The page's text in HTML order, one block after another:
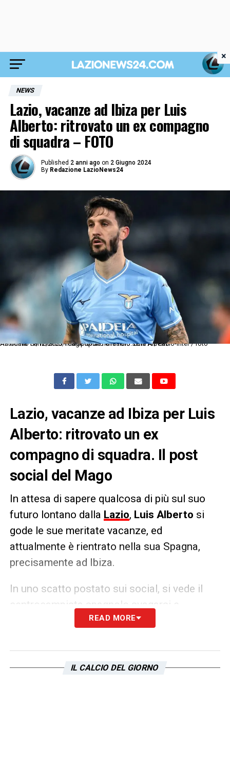
NEWS
Lazio, vacanze ad Ibiza per Luis
Alberto: ritrovato un ex compagno
di squadra – FOTO
Published 2 anni ago on 2 Giugno 2024
By Redazione LazioNews24
As Roma 17/12/2023 - campionato di calcio serie A / Lazio-Inter / foto Antonello Sammarco/Image Sport nella foto: Luis Alberto
Lazio, vacanze ad Ibiza per Luis
Alberto: ritrovato un ex
compagno di squadra. Il post
social del Mago
In attesa di sapere qualcosa di più sul suo
futuro lontano dalla Lazio, Luis Alberto si
gode le sue meritate vacanze, ed
attualmente è rientrato nella sua Spagna,
precisamente ad Ibiza.
In uno scatto postato sui social, si vede il
centrocampista spagnolo svagarsi e
divertirsi in un noto locale della cittadina con
Reina.
READ MORE
IL CALCIO DEL GIORNO
×